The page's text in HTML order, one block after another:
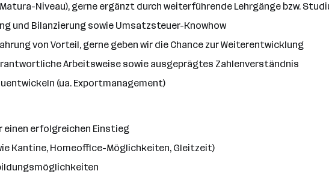
Niveau), gerne ergänzt durch weiterführende Lehrgänge bzw.
und Bilanzierung sowie Umsatzsteuer-Knowhow
von Vorteil, gerne geben wir die Chance zur Weiterentwicklung
Arbeitsweise sowie ausgeprägtes Zahlenverständnis
(ua. Exportmanagement)
einen erfolgreichen Einstieg
Kantine, Homeoffice-Möglichkeiten, Gleitzeit)